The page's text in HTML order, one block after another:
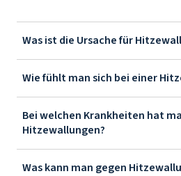
Was ist die Ursache für
Wie fühlt man sich bei einer
Bei welchen Krankheiten hat
Hitzewallungen?
Was kann man gegen